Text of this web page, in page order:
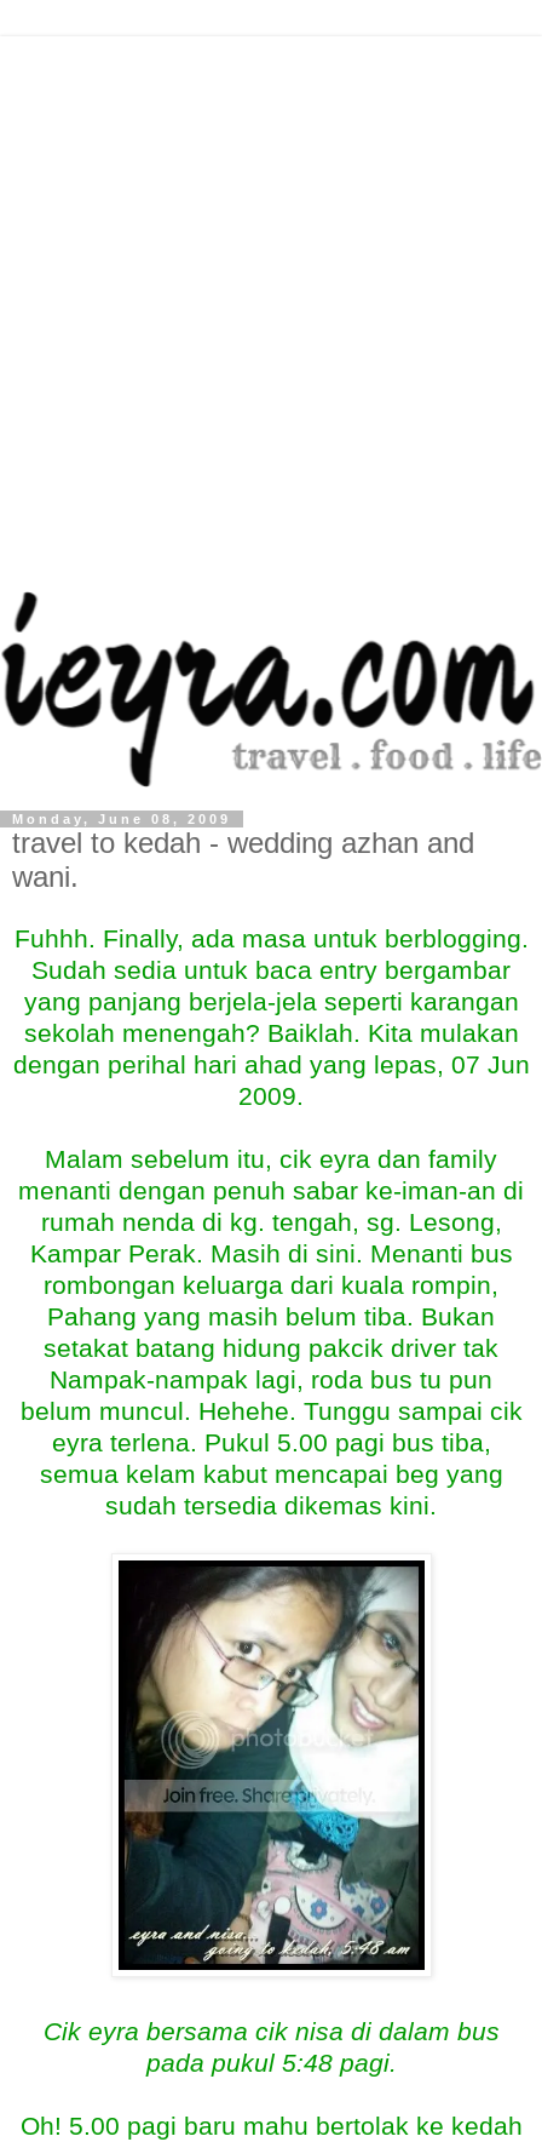
Monday, June 08, 2009
travel to kedah - wedding azhan and
wani.
Fuhhh. Finally, ada masa untuk berblogging.
Sudah sedia untuk baca entry bergambar
yang panjang berjela-jela seperti karangan
sekolah menengah? Baiklah. Kita mulakan
dengan perihal hari ahad yang lepas, 07 Jun
2009.
Malam sebelum itu, cik eyra dan family
menanti dengan penuh sabar ke-iman-an di
rumah nenda di kg. tengah, sg. Lesong,
Kampar Perak. Masih di sini. Menanti bus
rombongan keluarga dari kuala rompin,
Pahang yang masih belum tiba. Bukan
setakat batang hidung pakcik driver tak
Nampak-nampak lagi, roda bus tu pun
belum muncul. Hehehe. Tunggu sampai cik
eyra terlena. Pukul 5.00 pagi bus tiba,
semua kelam kabut mencapai beg yang
sudah tersedia dikemas kini.
Cik eyra bersama cik nisa di dalam bus
pada pukul 5:48 pagi.
Oh! 5.00 pagi baru mahu bertolak ke kedah